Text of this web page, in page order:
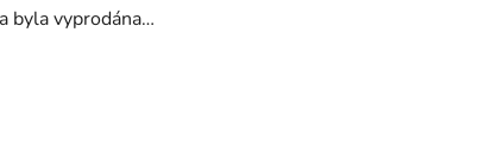
byla vyprodána…